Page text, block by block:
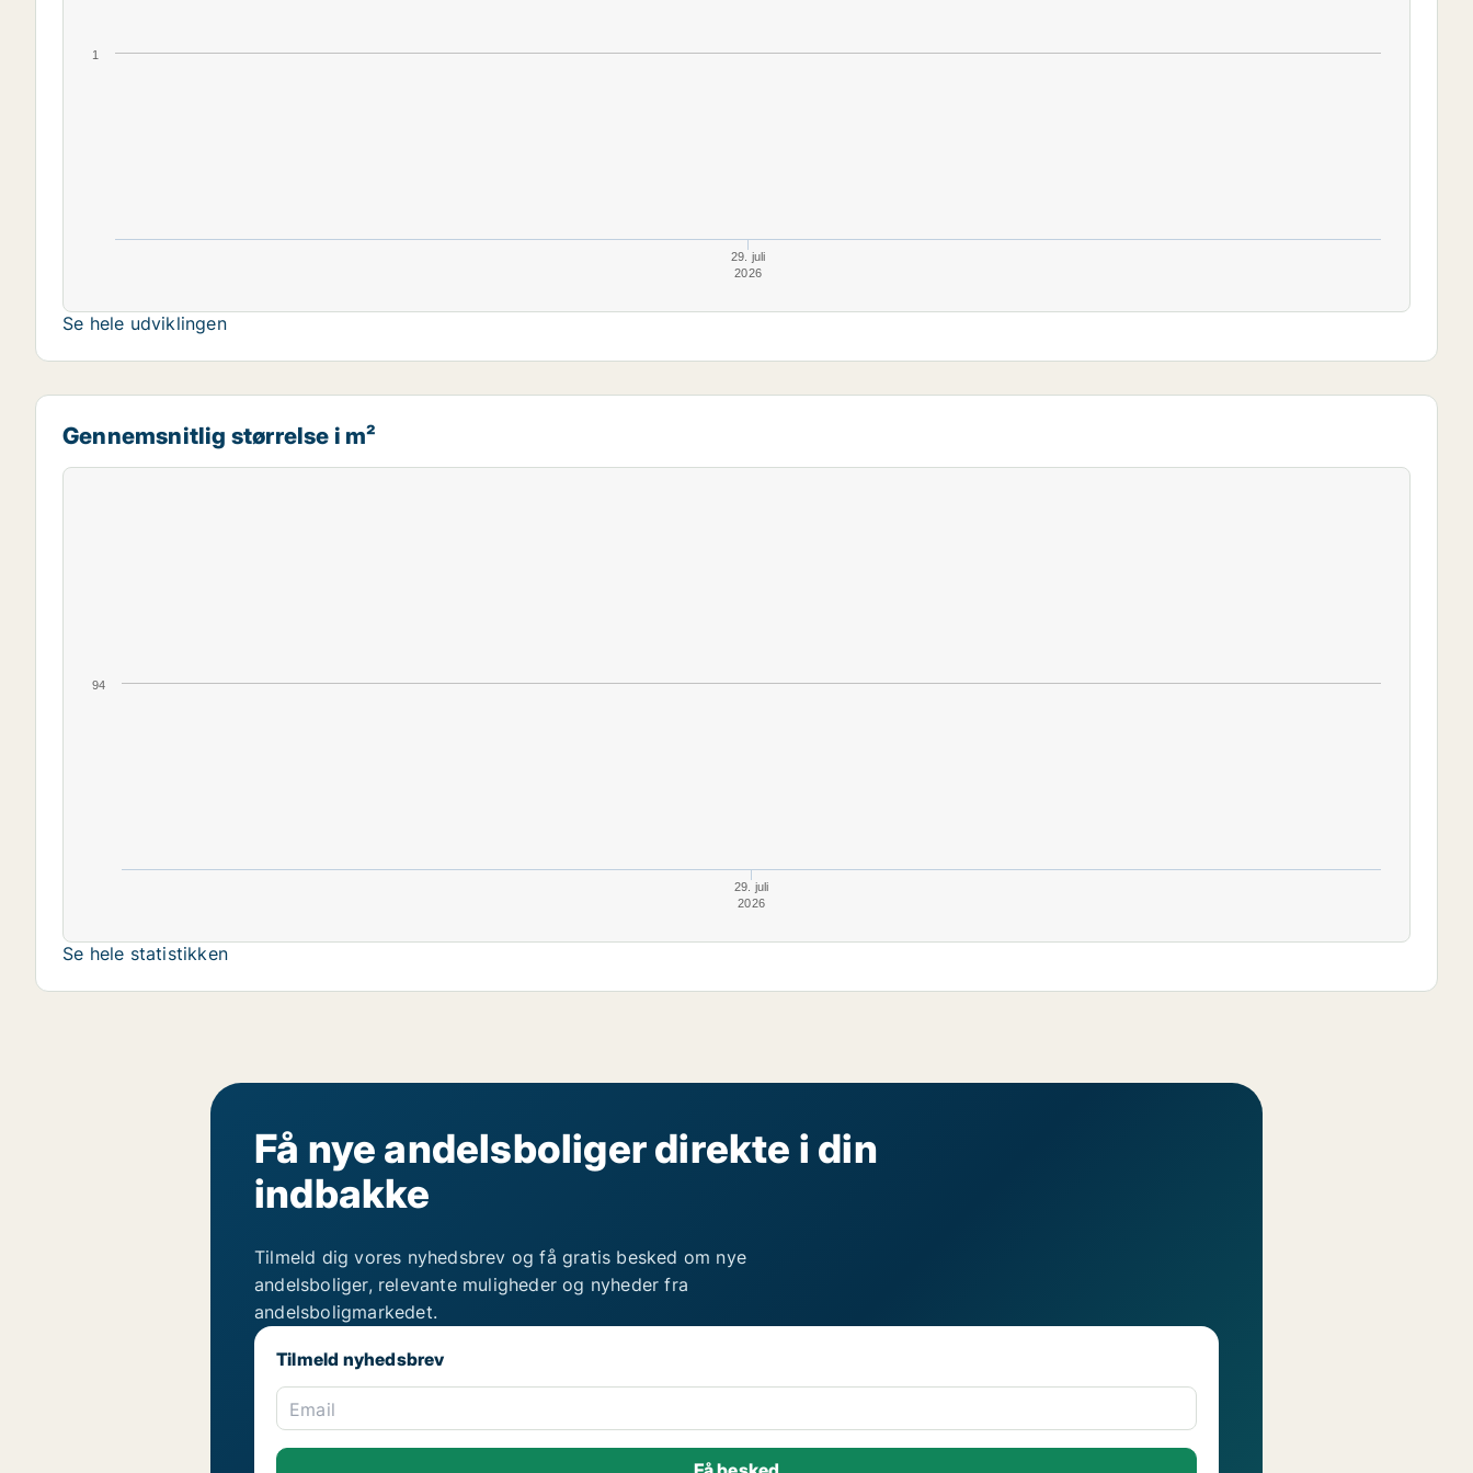
29. juli
2026
1
Se hele udviklingen
Gennemsnitlig størrelse i m²
29. juli
2026
94
Se hele statistikken
Få nye andelsboliger direkte i din
indbakke
Tilmeld dig vores nyhedsbrev og få gratis besked om nye
andelsboliger, relevante muligheder og nyheder fra
andelsboligmarkedet.
Tilmeld nyhedsbrev
Email